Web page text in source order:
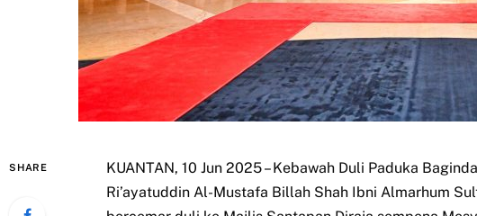
SHARE
KUANTAN, 10 Jun 2025 – Kebawah Duli Paduka
Ri’ayatuddin Al-Mustafa Billah Shah Ibni Almarhum